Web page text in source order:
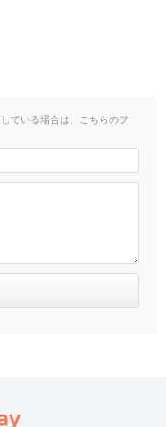
ている場合は、こちらのフ